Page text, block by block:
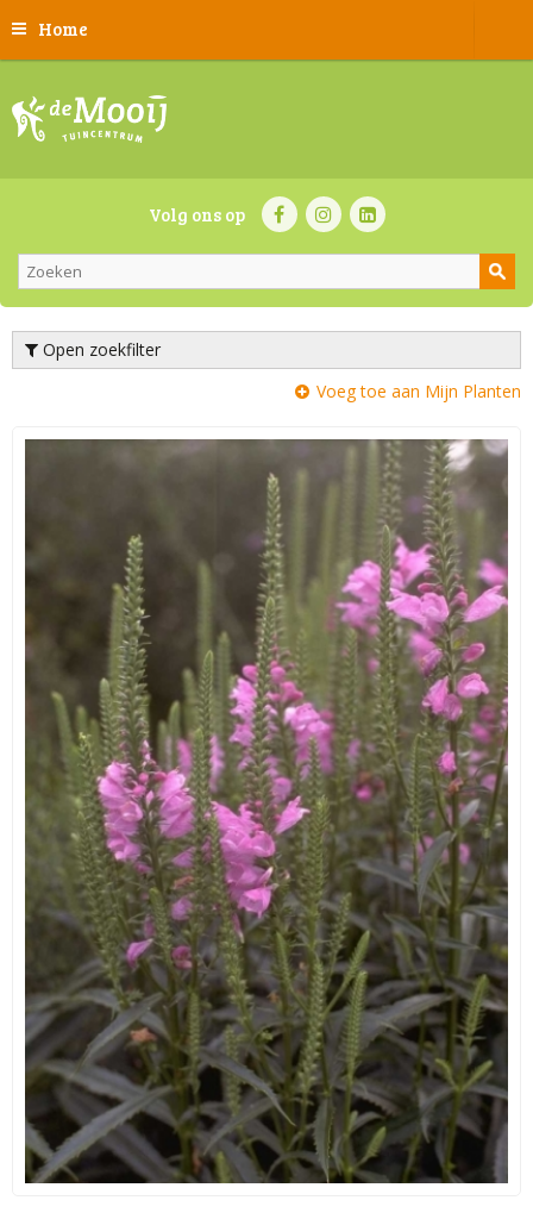
Home
Volg ons op
Open zoekfilter
Voeg toe aan Mijn Planten